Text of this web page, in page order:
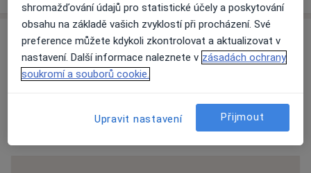
Názory
Přidejte svůj názor
shromažďování údajů pro statistické účely a poskytování
obsahu na základě vašich zvyklostí při procházení. Své
preference můžete kdykoli zkontrolovat a aktualizovat v
nastavení. Další informace naleznete v zásadách ochrany
soukromí a souborů cookie.
Upravit nastavení Přijmout